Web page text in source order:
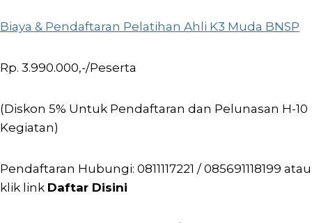
Biaya & Pendaftaran Pelatihan Ahli K3 Muda BNSP
Rp. 3.990.000,-/Peserta
(Diskon 5% Untuk Pendaftaran dan Pelunasan H-10
Kegiatan)
Pendaftaran Hubungi: 0811117221 / 085691118199 atau
klik link Daftar Disini